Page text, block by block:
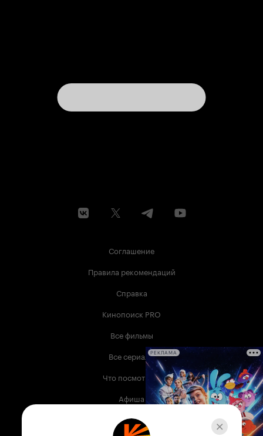
Соглашение
Правила рекомендаций
Справка
Кинопоиск PRO
Все фильмы
Все сериалы
Что посмотреть
Афиша
Музыка
РЕКЛАМА